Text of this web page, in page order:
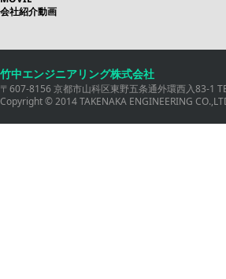
会社紹介動画
竹中エンジニアリング株式会社
〒607-8156 京都市山科区東野五条通外環西入83-1
Copyright © 2014 TAKENAKA ENGINEERING